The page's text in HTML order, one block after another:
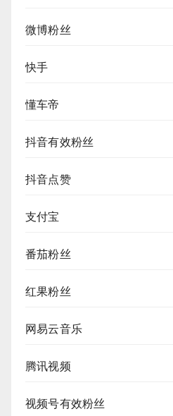
微博粉丝
快手
懂车帝
抖音有效粉丝
抖音点赞
支付宝
番茄粉丝
红果粉丝
网易云音乐
腾讯视频
视频号有效粉丝